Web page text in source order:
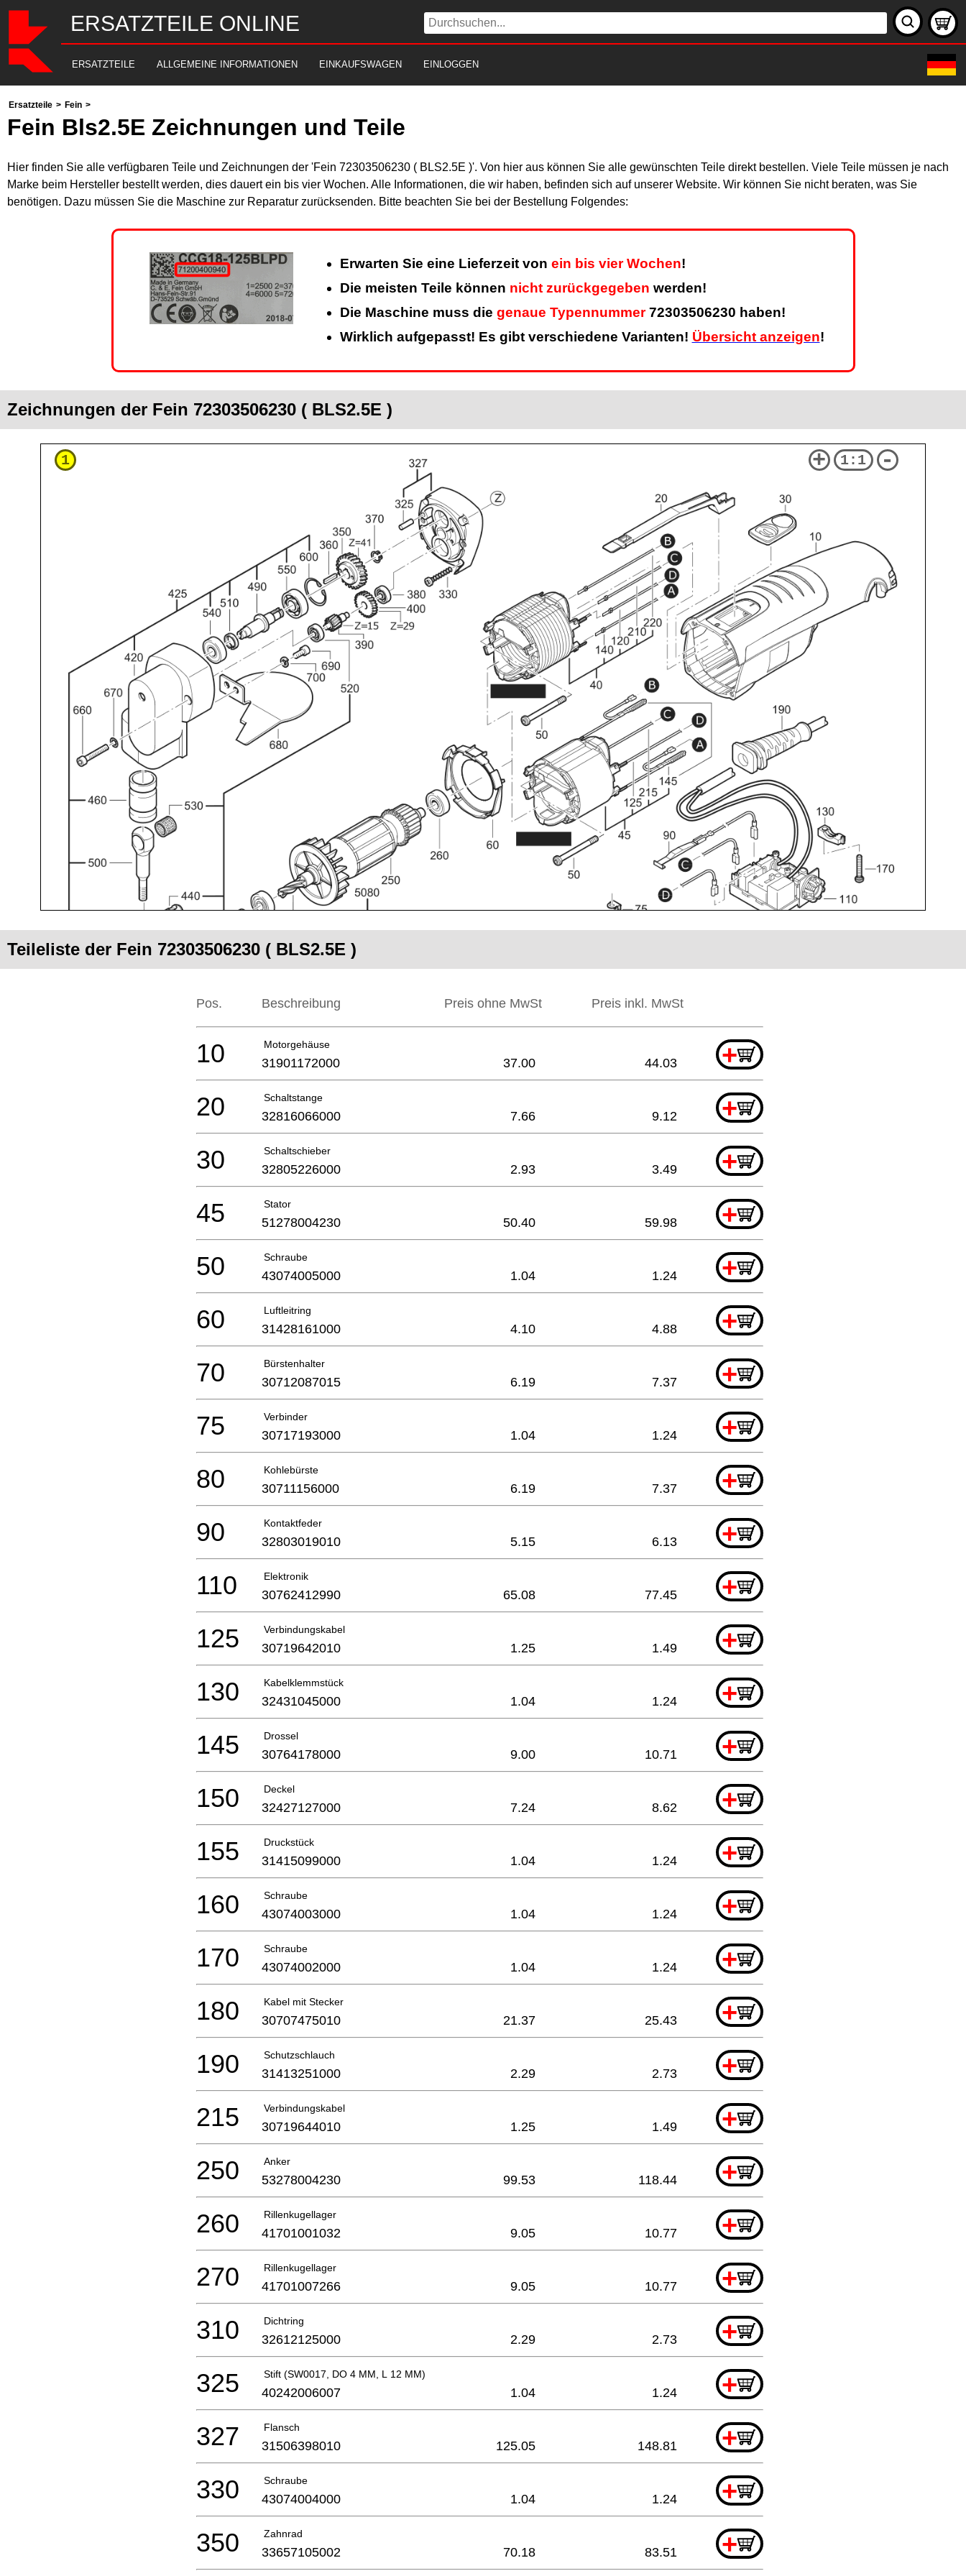
ERSATZTEILE ONLINE
ERSATZTEILE ALLGEMEINE INFORMATIONEN EINKAUFSWAGEN EINLOGGEN
Ersatzteile > Fein >
Fein Bls2.5E Zeichnungen und Teile
Hier finden Sie alle verfügbaren Teile und Zeichnungen der 'Fein 72303506230 ( BLS2.5E )'. Von hier aus können Sie alle gewünschten Teile direkt bestellen. Viele Teile müssen je nach
Marke beim Hersteller bestellt werden, dies dauert ein bis vier Wochen. Alle Informationen, die wir haben, befinden sich auf unserer Website. Wir können Sie nicht beraten, was Sie
benötigen. Dazu müssen Sie die Maschine zur Reparatur zurücksenden. Bitte beachten Sie bei der Bestellung Folgendes:
Erwarten Sie eine Lieferzeit von ein bis vier Wochen!
Die meisten Teile können nicht zurückgegeben werden!
Die Maschine muss die genaue Typennummer72303506230 haben!
Wirklich aufgepasst! Es gibt verschiedene Varianten! Übersicht anzeigen!
Zeichnungen der Fein 72303506230 ( BLS2.5E )
1 + 1:1 -
Teileliste der Fein 72303506230 ( BLS2.5E )
Pos. Beschreibung Preis ohne MwSt Preis inkl. MwSt
Motorgehäuse +
10 31901172000 37.00 44.03
Schaltstange +
20 32816066000 7.66 9.12
Schaltschieber +
30 32805226000 2.93 3.49
Stator +
45 51278004230 50.40 59.98
Schraube +
50 43074005000 1.04 1.24
Luftleitring +
60 31428161000 4.10 4.88
Bürstenhalter +
70 30712087015 6.19 7.37
Verbinder +
75 30717193000 1.04 1.24
Kohlebürste +
80 30711156000 6.19 7.37
Kontaktfeder +
90 32803019010 5.15 6.13
Elektronik +
110 30762412990 65.08 77.45
Verbindungskabel +
125 30719642010 1.25 1.49
Kabelklemmstück +
130 32431045000 1.04 1.24
Drossel +
145 30764178000 9.00 10.71
Deckel +
150 32427127000 7.24 8.62
Druckstück +
155 31415099000 1.04 1.24
Schraube +
160 43074003000 1.04 1.24
Schraube +
170 43074002000 1.04 1.24
Kabel mit Stecker +
180 30707475010 21.37 25.43
Schutzschlauch +
190 31413251000 2.29 2.73
Verbindungskabel +
215 30719644010 1.25 1.49
Anker +
250 53278004230 99.53 118.44
Rillenkugellager +
260 41701001032 9.05 10.77
Rillenkugellager +
270 41701007266 9.05 10.77
Dichtring +
310 32612125000 2.29 2.73
Stift (SW0017, DO 4 MM, L 12 MM) +
325 40242006007 1.04 1.24
Flansch +
327 31506398010 125.05 148.81
Schraube +
330 43074004000 1.04 1.24
Zahnrad +
350 33657105002 70.18 83.51